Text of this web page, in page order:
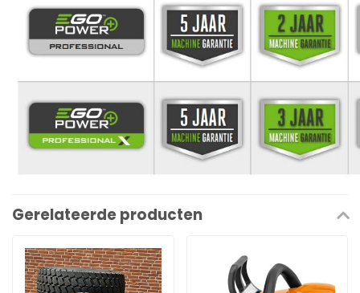
Gerelateerde producten